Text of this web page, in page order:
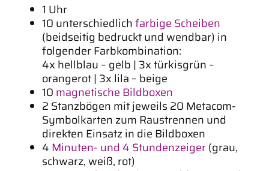
1 Uhr
10 unterschiedlichfarbige Scheiben
(beidseitig bedruckt und wendbar) in
folgender Farbkombination:
4x hellblau – gelb | 3x türkisgrün –
orangerot | 3x lila – beige
10 magnetische Bildboxen
2 Stanzbögen mit jeweils 20 Metacom-
Symbolkarten zum Raustrennen und
direkten Einsatz in die Bildboxen
4 Minuten- und 4 Stundenzeiger(grau,
schwarz, weiß, rot)